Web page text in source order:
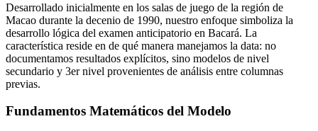
Desarrollado inicialmente en los salas de juego de la región de
Macao durante la decenio de 1990, nuestro enfoque simboliza la
desarrollo lógica del examen anticipatorio en Bacará. La
característica reside en de qué manera manejamos la data: no
documentamos resultados explícitos, sino modelos de nivel
secundario y 3er nivel provenientes de análisis entre columnas
previas.
Fundamentos Matemáticos del Modelo